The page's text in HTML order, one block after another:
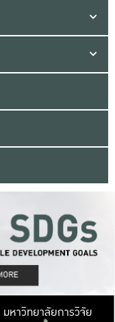
มหาวิ
มหาวิทยาลัยการวิจัย